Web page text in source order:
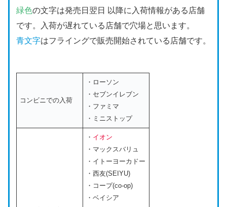
緑色の文字は発売日翌日 以降に入荷情報がある店舗
です。入荷が遅れている店舗で穴場と思います。
青文字はフライングで販売開始されている店舗です。
コンビニでの入荷
・ローソン
・セブンイレブン
・ファミマ
・ミニストップ
・ イオン
・マックスバリュ
・イトーヨーカドー
・西友(SEIYU)
・コープ(co-op)
・ベイシア